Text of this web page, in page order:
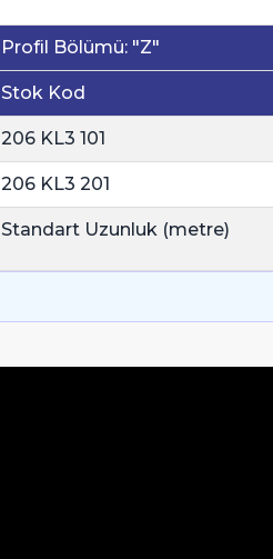
Profil Bölümü: "Z"
Stok Kod
206 KL3 101
206 KL3 201
Standart Uzunluk (metre)